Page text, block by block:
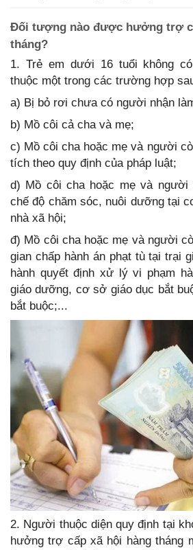
Đối tượng nào được hưởng trợ
tháng?
1. Trẻ em dưới 16 tuổi không
thuộc một trong các trường hợp
a) Bị bỏ rơi chưa có người nhận
b) Mồ côi cả cha và mẹ;
c) Mồ côi cha hoặc mẹ và người
tích theo quy định của pháp luật;
d) Mồ côi cha hoặc mẹ và người
chế độ chăm sóc, nuôi dưỡng tại
nhà xã hội;
đ) Mồ côi cha hoặc mẹ và người
gian chấp hành án phạt tù tại trại
hành quyết định xử lý vi phạm
giáo dưỡng, cơ sở giáo dục bắt
bắt buộc;...
2. Người thuộc diện quy định tại
hưởng trợ cấp xã hội hàng tháng